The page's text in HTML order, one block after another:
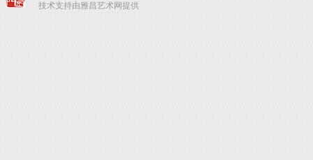
技术支持由雅昌艺术网提供